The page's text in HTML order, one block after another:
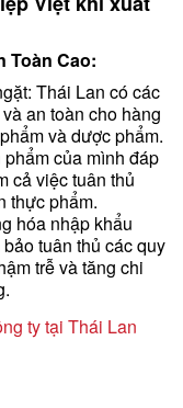
Toàn Cao:
Thái Lan có các
an toàn cho hàng
và dược phẩm.
của mình đáp
cả việc tuân thủ
thực phẩm.
hóa nhập khẩu
tuân thủ các quy
trễ và tăng chi
ty tại Thái Lan